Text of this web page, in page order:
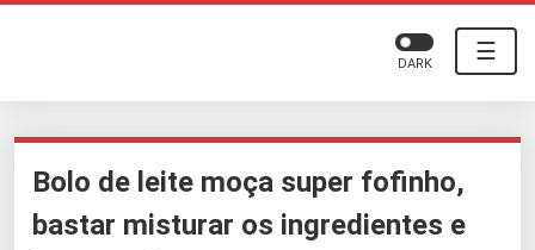
☰
DARK
Bolo de leite moça super fofinho,
bastar misturar os ingredientes e